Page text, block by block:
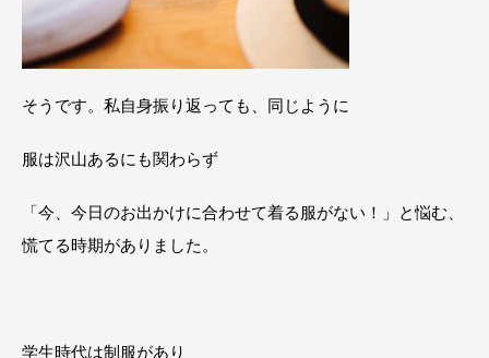
そうです。私自身振り返っても、同じように
服は沢山あるにも関わらず
「今、今日のお出かけに合わせて着る服がない！」と悩む、
慌てる時期がありました。
学生時代は制服があり